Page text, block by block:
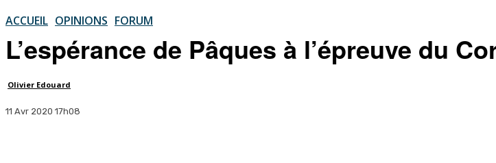
ACCUEIL OPINIONS FORUM
L’espérance de Pâques à l’épreuve du
Olivier Edouard
11 Avr 2020 17h08